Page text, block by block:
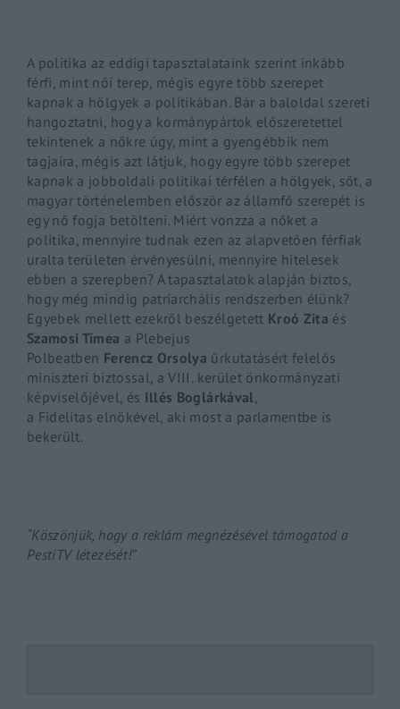
A politika az eddigi tapasztalataink szerint inkább
férfi, mint női terep, mégis egyre több szerepet
kapnak a hölgyek a politikában. Bár a baloldal szereti
hangoztatni, hogy a kormánypártok előszeretettel
tekintenek a nőkre úgy, mint a gyengébbik nem
tagjaira, mégis azt látjuk, hogy egyre több szerepet
kapnak a jobboldali politikai térfélen a hölgyek, sőt, a
magyar történelemben először az államfő szerepét is
egy nő fogja betölteni. Miért vonzza a nőket a
politika, mennyire tudnak ezen az alapvetően férfiak
uralta területen érvényesülni, mennyire hitelesek
ebben a szerepben? A tapasztalatok alapján biztos,
hogy még mindig patriarchális rendszerben élünk?
Egyebek mellett ezekről beszélgetett Kroó Zita és
Szamosi Tímea a Plebejus
Polbeatben Ferencz Orsolya űrkutatásért felelős
miniszteri biztossal, a VIII. kerületönkormányzati
képviselőjével, és Illés Boglárkával
a Fidelitas elnökével, aki most a parlamentbe is
bekerült.
“Köszönjük, hogy a reklám megnézésével támogatod a
PestiTV létezését!”